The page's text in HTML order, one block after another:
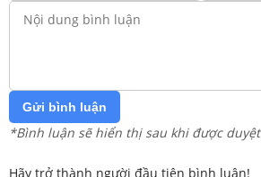
Gửi bình luận
*Bình luận sẽ hiển thị sau khi được duyệt
Hãy trở thành người đầu tiên bình luận!